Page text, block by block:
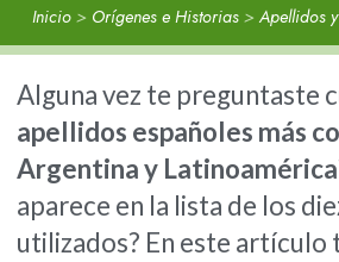
Inicio > Orígenes e Historias > Apellidos
Alguna vez te preguntaste
apellidos españoles más
Argentina y Latinoamérica
aparece en la lista de los
utilizados? En este artículo